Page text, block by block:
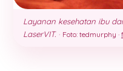
Layanan kesehatan ibu
LaserVIT. · Foto: tedmurphy ·